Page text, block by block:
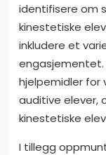
identifisere om
kinestetiske
inkludere et
engasjementet.
hjelpemidler for
auditive elever,
kinestetiske
I tillegg